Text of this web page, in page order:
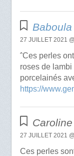
Baboula
27 JUILLET 2021
ˆCes perles
roses de
porcelainés
https://
Caroline
27 JUILLET 2021
Ces perles